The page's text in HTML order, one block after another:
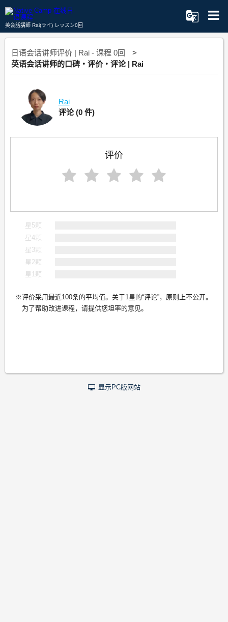
英会話講師 Rai(ライ) レッスン0回
日语会话讲师评价 | Rai - 课程 0回
英语会话讲师的口碑・评价・评论 | Rai
Rai
评论(0 件)
评价
星5颗
星4颗
星3颗
星2颗
星1颗
评价采用最近100条的平均值。关于1星的“评论”，原则上不公开。
为了帮助改进课程，请提供您坦率的意见。
显示PC版网站